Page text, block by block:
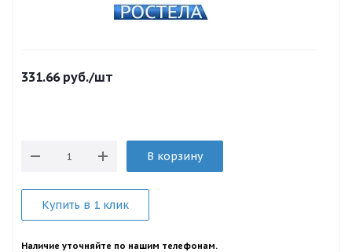
331.66руб./шт
В корзину
Купить в 1 клик
Наличие уточняйте по нашим телефонам.